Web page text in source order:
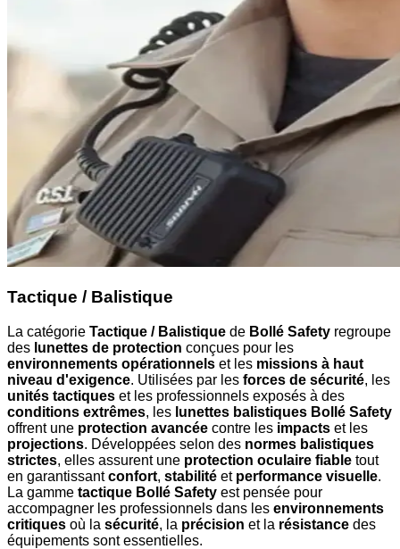
Tactique / Balistique
La catégorie Tactique / Balistique de Bollé Safety regroupe
des lunettes de protection conçues pour les
environnements opérationnels et les missions à haut
niveau d'exigence. Utilisées par les forces de sécurité, les
unités tactiques et les professionnels exposés à des
conditions extrêmes, les lunettes balistiques Bollé Safety
offrent une protection avancée contre les impacts et les
projections. Développées selon des normes balistiques
strictes, elles assurent une protection oculaire fiable tout
en garantissantconfort, stabilité et performance visuelle.
La gamme tactique Bollé Safety est pensée pour
accompagner les professionnels dans les environnements
critiques où la sécurité, la précision et la résistance des
équipements sont essentielles.